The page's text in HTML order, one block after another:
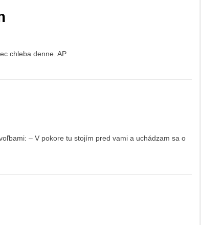
chleba denne. AP
– V pokore tu stojím pred vami a uchádzam sa o